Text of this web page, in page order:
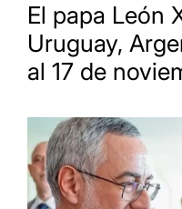
El papa León
Uruguay,
al 17 de